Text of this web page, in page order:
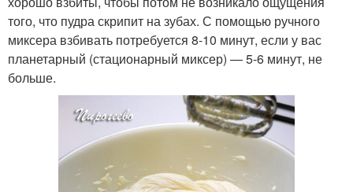
того, что пудра скрипит на зубах. С помощью ручного
миксера взбивать потребуется 8-10 минут, если у вас
планетарный (стационарный миксер) — 5-6 минут, не
больше.